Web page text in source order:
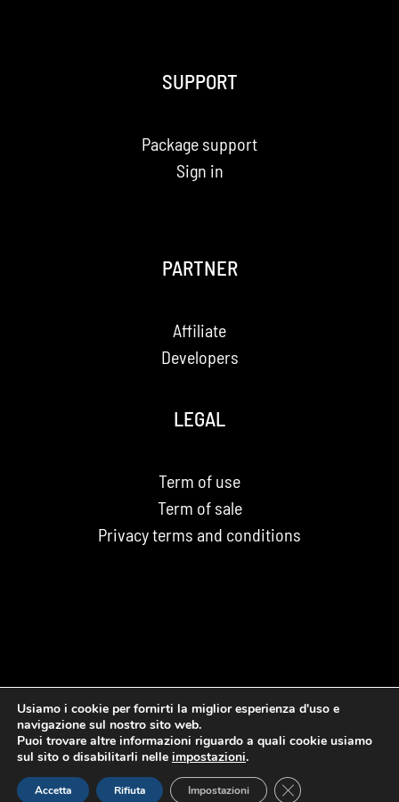
SUPPORT
Package support
Sign in
PARTNER
Affiliate
Developers
LEGAL
Term of use
Term of sale
Privacy terms and conditions
© Copyright 2026 | RECOMP S.R.L. | All Rights Reserved |
Powered by Cosmo Comunicazione
Usiamo i cookie per fornirti la miglior esperienza d'uso e
navigazione sul nostro sito web.
Puoi trovare altre informazioni riguardo a quali cookie usiamo
sul sito o disabilitarli nelle impostazioni.
Accetta Rifiuta Impostazioni Close GDPR